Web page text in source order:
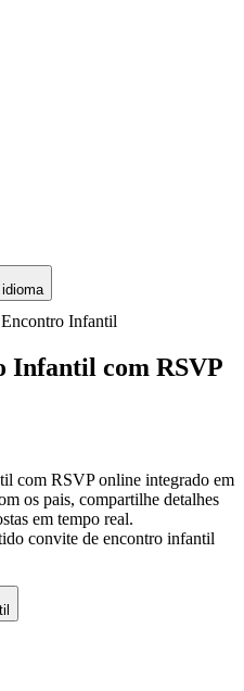
idioma
Infantil
Infantil com RSVP
com RSVP online integrado em
os pais, compartilhe detalhes
em tempo real.
convite de encontro infantil